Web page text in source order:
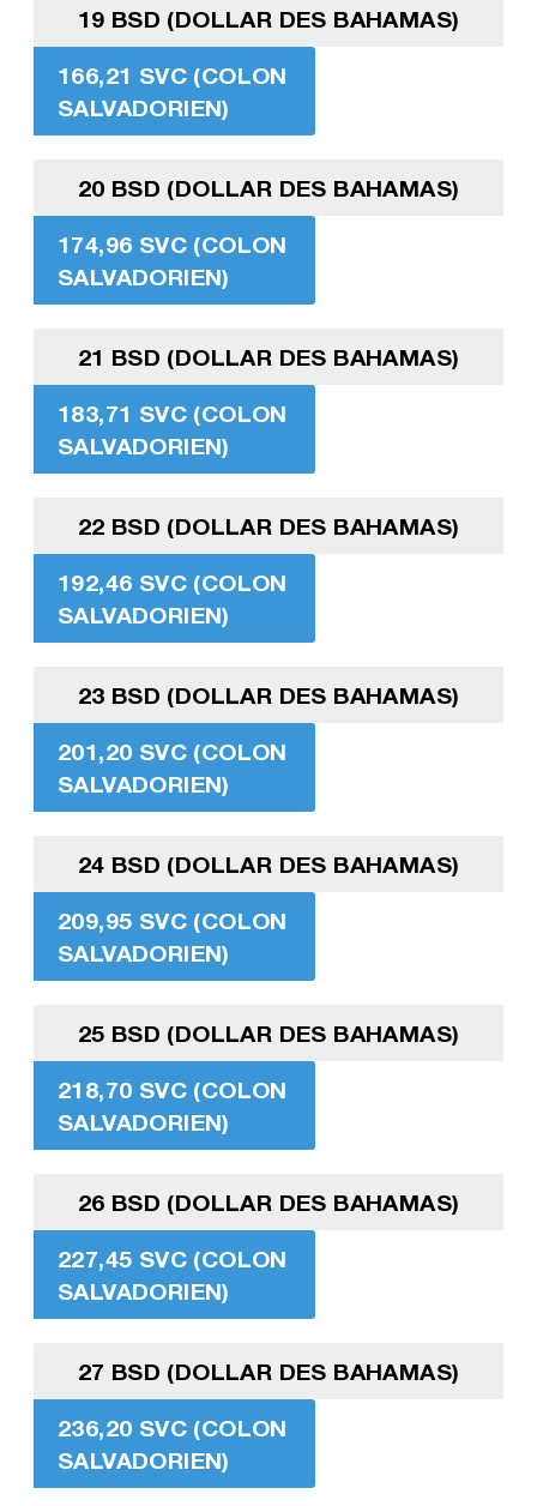
19 BSD (DOLLAR DES BAHAMAS)
166,21 SVC (COLON
SALVADORIEN)
20 BSD (DOLLAR DES BAHAMAS)
174,96 SVC (COLON
SALVADORIEN)
21 BSD (DOLLAR DES BAHAMAS)
183,71 SVC (COLON
SALVADORIEN)
22 BSD (DOLLAR DES BAHAMAS)
192,46 SVC (COLON
SALVADORIEN)
23 BSD (DOLLAR DES BAHAMAS)
201,20 SVC (COLON
SALVADORIEN)
24 BSD (DOLLAR DES BAHAMAS)
209,95 SVC (COLON
SALVADORIEN)
25 BSD (DOLLAR DES BAHAMAS)
218,70 SVC (COLON
SALVADORIEN)
26 BSD (DOLLAR DES BAHAMAS)
227,45 SVC (COLON
SALVADORIEN)
27 BSD (DOLLAR DES BAHAMAS)
236,20 SVC (COLON
SALVADORIEN)